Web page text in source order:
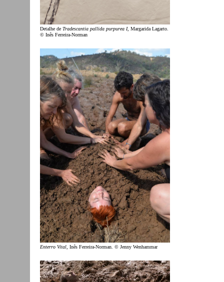
Detalhe de Tradescantia pallida purpurea I, Margarida Lagarto.
© Inês Ferreira-Norman
Enterro Vital, Inês Ferreira-Norman. © Jenny Wenhammar